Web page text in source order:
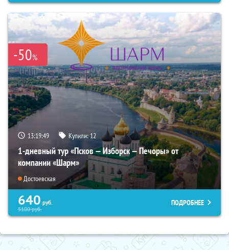
-50%
13:19:47 Купили:12
1-дневный тур «Псков — Изборск — Печоры» от
компании «Шарм»
Достоевская
640 руб.
5100руб.
ПОДРОБНЕЕ